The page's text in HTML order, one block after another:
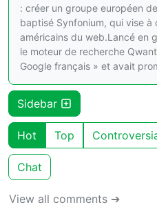
: créer un groupe européen
baptisé Synfonium, qui vise
américains du web.Lancé en
le moteur de recherche
Google français » et avait
Sidebar
Hot Top
Chat
View all comments ➔